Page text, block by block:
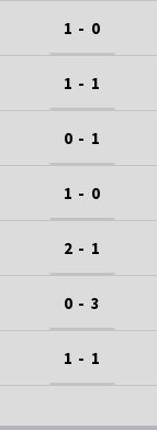
1 - 0
1 - 1
0 - 1
1 - 0
2 - 1
0 - 3
1 - 1